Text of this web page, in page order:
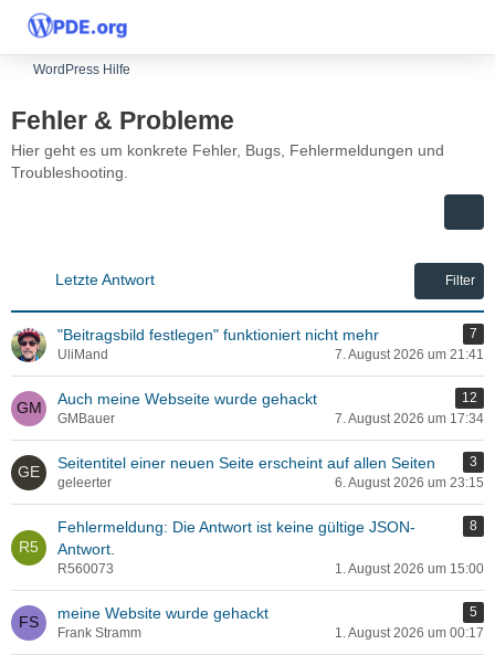
WordPress Hilfe
Fehler & Probleme
Hier geht es um konkrete Fehler, Bugs, Fehlermeldungen und
Troubleshooting.
Letzte Antwort Filter
"Beitragsbild festlegen" funktioniert nicht mehr
7
UliMand
7. August 2026 um 21:41
Auch meine Webseite wurde gehackt
12
GMBauer
7. August 2026 um 17:34
Seitentitel einer neuen Seite erscheint auf allen Seiten
3
geleerter
6. August 2026 um 23:15
Fehlermeldung: Die Antwort ist keine gültige JSON-
Antwort.
8
R560073 1. August 2026 um 15:00
meine Website wurde gehackt
5
Frank Stramm
1. August 2026 um 00:17